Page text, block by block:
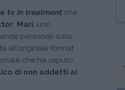
tv In treatmentche
Mari, uno
personali sulla
all’originale format
che ha saputo
di non addetti ai